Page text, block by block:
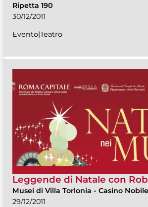
Ripetta 190
30/12/2011
Evento|Teatro
Leggende di Natale con
Musei di Villa Torlonia - Casino Nobile
29/12/2011